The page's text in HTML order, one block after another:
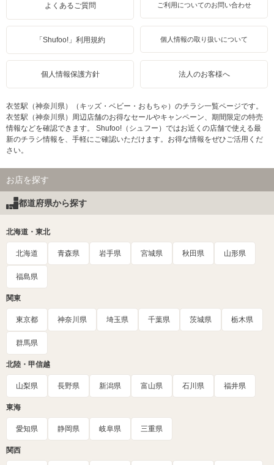
よくあるご質問 ご利用についてのお問い合わせ
「Shufoo!」利用規約 個人情報の取り扱いについて
個人情報保護方針 法人のお客様へ
衣笠駅（神奈川県）（キッズ・ベビー・おもちゃ）のチラシ一覧ページです。
衣笠駅（神奈川県）周辺店舗のお得なセールやキャンペーン、期間限定の特売
情報などを確認できます。 Shufoo!（シュフー）ではお近くの店舗で使える最
新のチラシ情報を、手軽にご確認いただけます。お得な情報をぜひご活用くだ
さい。
お店を探す
都道府県から探す
北海道・東北
北海道 青森県 岩手県 宮城県 秋田県 山形県
福島県
関東
東京都 神奈川県 埼玉県 千葉県 茨城県 栃木県
群馬県
北陸・甲信越
山梨県 長野県 新潟県 富山県 石川県 福井県
東海
愛知県 静岡県 岐阜県 三重県
関西